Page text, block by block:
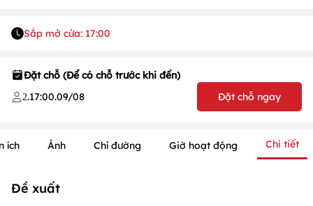
Sắp mở cửa: 17:00
Đặt chỗ (Để có chỗ trước khi đến)
2.17:00.09/08 Đặt chỗ ngay
ích Ảnh Chỉ đường Giờ hoạt động Chi tiết
Đề xuất